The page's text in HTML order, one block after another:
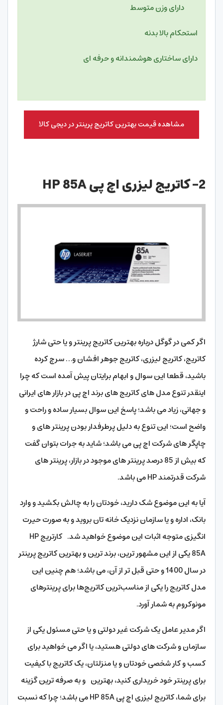
دارای وزن متوسط
استحکام بالا بدنه
دارای ساختاری هوشمندانه و حرفه ای
مشاهده قیمت بهترین کاتریج پرینتر در دیجی کالا
2- کاتریج لیزری اچ پی HP 85A
اگر کمی در گوگل درباره بهترین کاتریج پرینتر و یا حتی شارژ
کاتریج، کاتریج لیزری، کاتریج جوهر افشان و… سرچ کرده
باشید، قطعا این سوال و ابهام برایتان پیش آمده است که چرا
اینقدر تنوع مدل های کاتریج های برند اچ پی در بازار های ایرانی
و جهانی،‌ زیاد می باشد؛ پاسخ این سوال بسیار ساده و راحت و
واضح است؛ این تنوع به دلیل پرطرفدار بودن پرینتر های و
چاپگر های شرکت اچ پی می باشد؛ شاید به جرات بتوان گفت
که بیش از 85 درصد پرینتر های موجود در بازار، پرینتر های
شرکت قدرتمند HP می باشد.
آیا به این موضوع شک دارید، خودتان را به چالش بکشید و وارد
بانک، اداره و یا سازمان نزدیک خانه تان بروید و به صورت حیرت
انگیزی متوجه اثبات این موضوع خواهید شد. کارتریج HP
85A یکی از این مشهور ترین، برند ترین و بهترین کاتریج پرینتر
در سال 1400 و حتی قبل تر از آن، می باشد؛ هم چنین این
مدل کاتریج را یکی از مناسب‌ترین کاتریج‌ها برای پرینترهای
مونوکروم به شمار آورد.
اگر مدیر عامل یک شرکت غیر دولتی و یا حتی مسئول یکی از
سازمان و شرکت های دولتی هستید،‌ یا اگر می خواهید برای
کسب و کار شخصی خودتان و یا منزلتان، یک کاتریج با کیفیت
برای پرینتر خود خریداری کنید، بهترین و به صرفه ترین گزینه
برای شما، کاتریج لیزری اچ پی HP 85A می باشد؛ چرا که نسبت